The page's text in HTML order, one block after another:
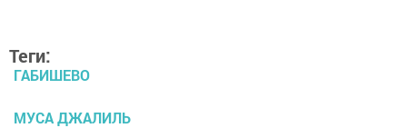
Теги:
ГАБИШЕВО
МУСА ДЖАЛИЛЬ